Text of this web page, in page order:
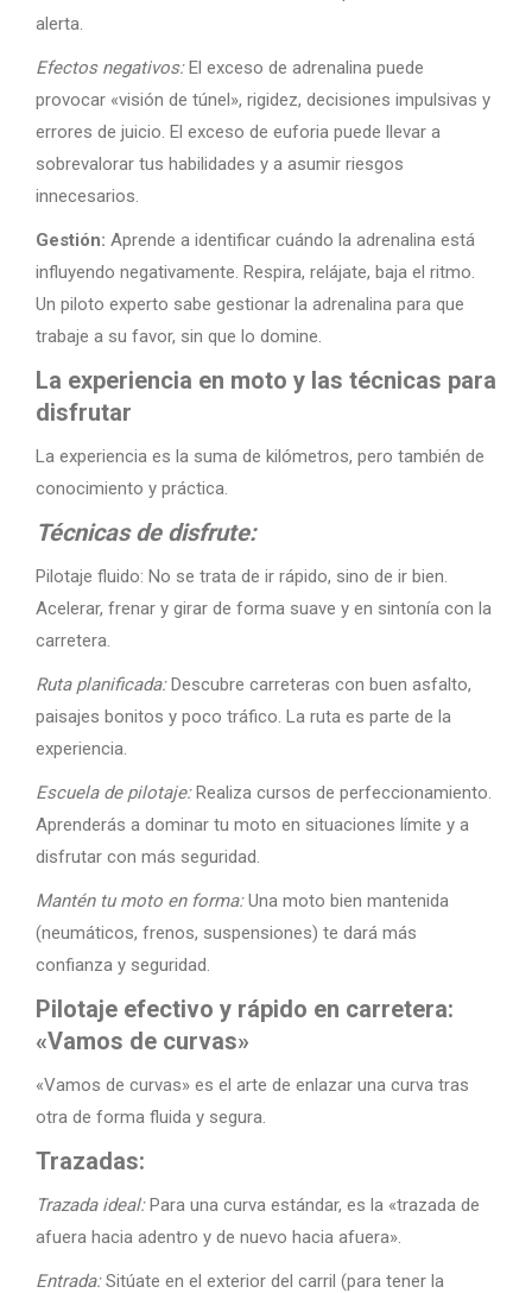
alerta.
Efectos negativos:El exceso de adrenalina puede
provocar «visión de túnel», rigidez, decisiones impulsivas y
errores de juicio. El exceso de euforia puede llevar a
sobrevalorar tus habilidades y a asumir riesgos
innecesarios.
Gestión: Aprende a identificar cuándo la adrenalina está
influyendo negativamente. Respira, relájate, baja el ritmo.
Un piloto experto sabe gestionar la adrenalina para que
trabaje a su favor, sin que lo domine.
La experiencia en moto y las técnicas para
disfrutar
La experiencia es la suma de kilómetros, pero también de
conocimiento y práctica.
Técnicas de disfrute:
Pilotaje fluido: No se trata de ir rápido, sino de ir bien.
Acelerar, frenar y girar de forma suave y en sintonía con la
carretera.
Ruta planificada:Descubre carreteras con buen asfalto,
paisajes bonitos y poco tráfico. La ruta es parte de la
experiencia.
Escuela de pilotaje:Realiza cursos de perfeccionamiento.
Aprenderás a dominar tu moto en situaciones límite y a
disfrutar con más seguridad.
Mantén tu moto en forma:Una moto bien mantenida
(neumáticos, frenos, suspensiones) te dará más
confianza y seguridad.
Pilotaje efectivo y rápido en carretera:
«Vamos de curvas»
«Vamos de curvas» es el arte de enlazar una curva tras
otra de forma fluida y segura.
Trazadas:
Trazada ideal:Para una curva estándar, es la «trazada de
afuera hacia adentro y de nuevo hacia afuera».
Entrada:Sitúate en el exterior del carril (para tener la